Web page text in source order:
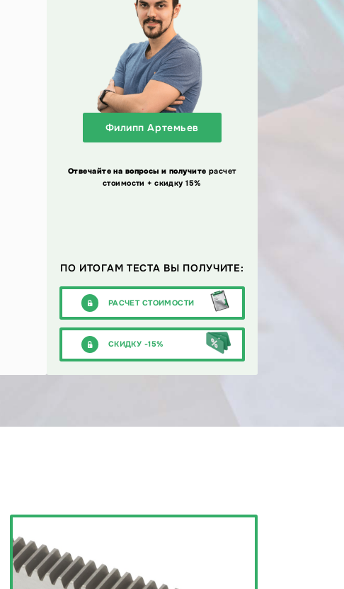
Филипп Артемьев
Отвечайте на вопросы и получите расчет
стоимости + скидку 15%
ПО ИТОГАМ ТЕСТА ВЫ ПОЛУЧИТЕ:
РАСЧЕТ СТОИМОСТИ
СКИДКУ -15%